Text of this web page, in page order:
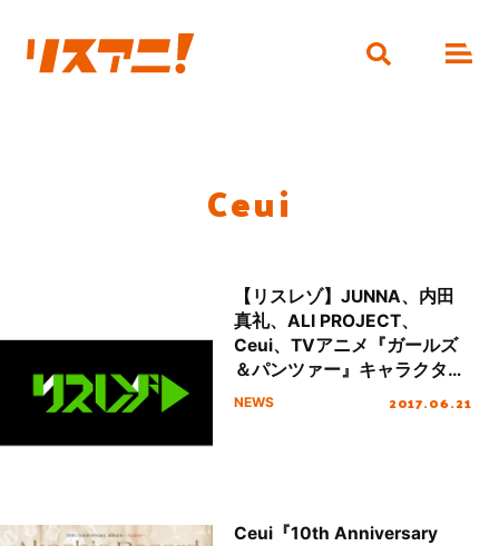
Ceui
【リスレゾ】JUNNA、内田
真礼、ALI PROJECT、
Ceui、TVアニメ『ガールズ
＆パンツァー』キャラクター
ソングアルバムのレビューを
NEWS 2017.06.21
Ceui『10th Anniversary